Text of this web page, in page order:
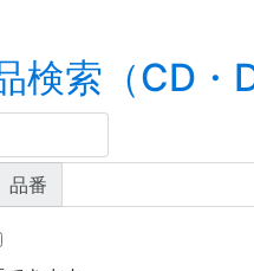
検索（CD・
品番